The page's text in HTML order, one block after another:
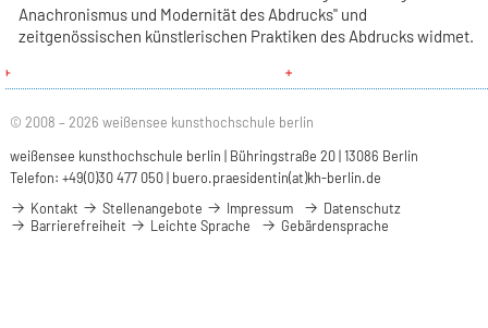
Anachronismus und Modernität des Abdrucks" und
zeitgenössischen künstlerischen Praktiken des Abdrucks widmet.
© 2008 – 2026 weißensee kunsthochschule berlin
weißensee kunsthochschule berlin | Bühringstraße 20 | 13086 Berlin
Telefon: +49(0)30 477 050 | buero.praesidentin(at)kh-berlin.de
Kontakt
Stellenangebote Impressum
Datenschutz
Barrierefreiheit
Leichte Sprache Gebärdensprache